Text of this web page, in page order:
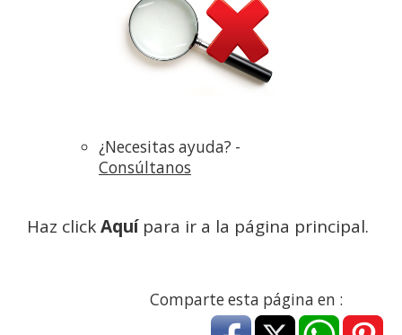
¿Necesitas ayuda? -
Consúltanos
Haz clickAquípara ir a la página principal.
Comparte esta página en :